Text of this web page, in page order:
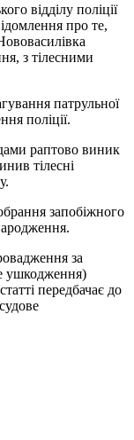
відділу поліції
про те,
з тілесними
патрульної
поліції.
раптово виник
тілесні
запобіжного
за
ушкодження)
передбачає до